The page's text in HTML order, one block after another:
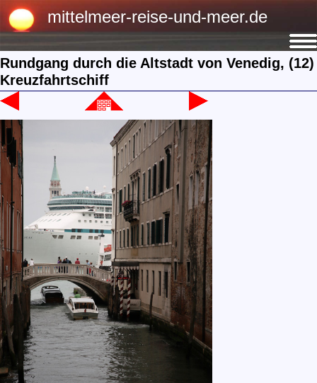
mittelmeer-reise-und-meer.de
Rundgang durch die Altstadt von Venedig, (12)
Kreuzfahrtschiff